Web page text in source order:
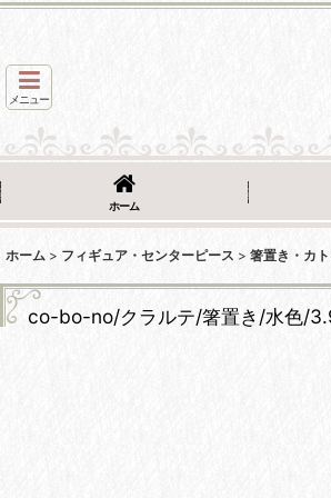
メニュー
ホーム
ホーム > フィギュア・センターピース > 箸置き・カ
co-bo-no/クラルテ/箸置き/水色/